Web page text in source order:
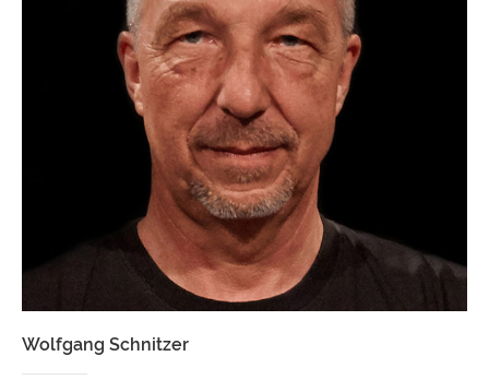
Wolfgang Schnitzer